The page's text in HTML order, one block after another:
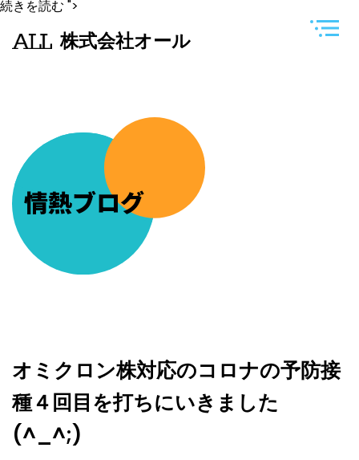
続きを読む オ
ク
ロ
ロ
接
種
打
た
(^_^;)
">
株式会社オール
情熱ブログ
オミクロン株対応のコロナの予防接
種４回目を打ちにいきました
(^_^;)